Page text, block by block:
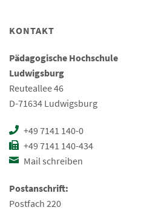
KONTAKT
Pädagogische Hochschule
Ludwigsburg
Reuteallee 46
D-71634 Ludwigsburg
+49 7141 140-0
+49 7141 140-434
Mail schreiben
Postanschrift:
Postfach 220